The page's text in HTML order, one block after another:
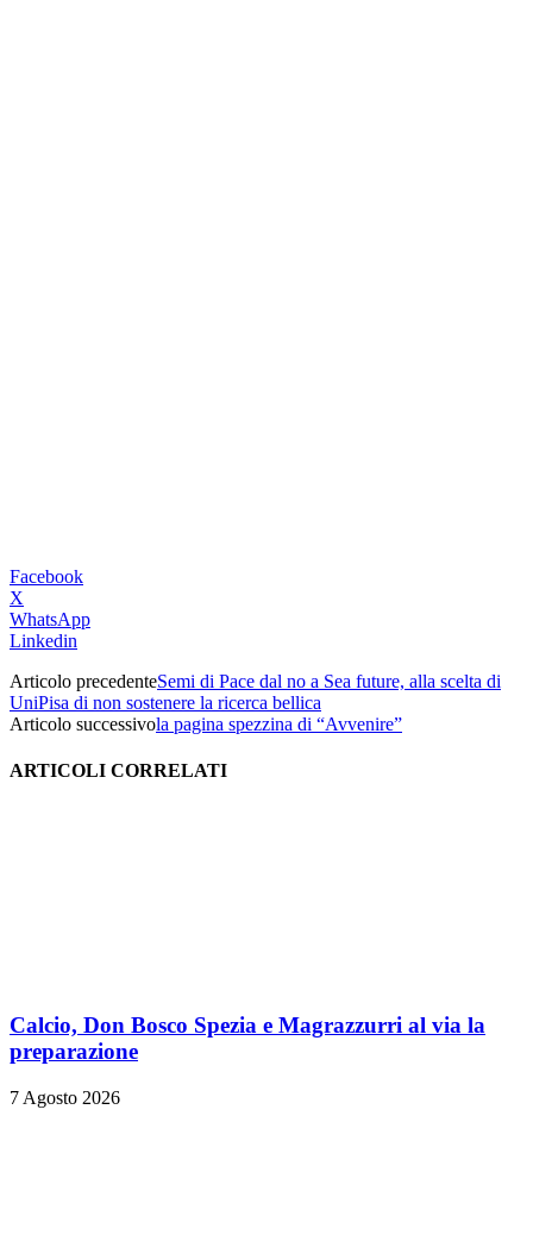
Facebook
X
WhatsApp
Linkedin
Articolo precedenteSemi di Pace dal no a Sea future, alla scelta di
UniPisa di non sostenere la ricerca bellica
Articolo successivola pagina spezzina di “Avvenire”
ARTICOLI CORRELATI
Calcio, Don Bosco Spezia e Magrazzurri al via la
preparazione
7 Agosto 2026